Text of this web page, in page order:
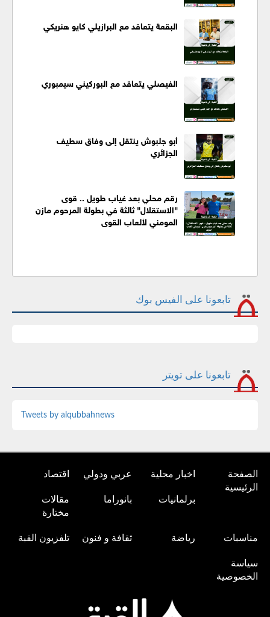
البقعة يتعاقد مع البرازيلي كايو هنريكي
الفيصلي يتعاقد مع البوركيني سيمبوري
أبو جلبوش ينتقل إلى وفاق سطيف
الجزائري
رقم محلي بعد غياب طويل .. قوى
"الاستقلال" ثالثة في بطولة المرحوم مازن
المومني لألعاب القوى
تابعونا على الفيس بوك
تابعونا على تويتر
Tweets by alqubbahnews
الصفحة
الرئيسية
اخبار محلية عربي ودولي اقتصاد
برلمانيات بانوراما
مقالات
مختارة
مناسبات رياضة ثقافة و فنون تلفزيون القبة
سياسة
الخصوصية